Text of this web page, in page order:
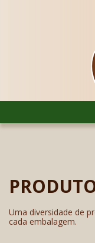
Uma diversidade de
cada embalagem.